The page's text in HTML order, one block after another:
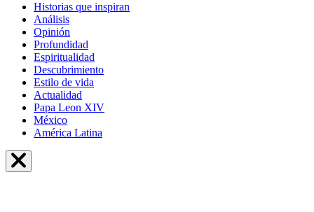
Historias que inspiran
Análisis
Opinión
Profundidad
Espiritualidad
Descubrimiento
Estilo de vida
Actualidad
Papa Leon XIV
México
América Latina